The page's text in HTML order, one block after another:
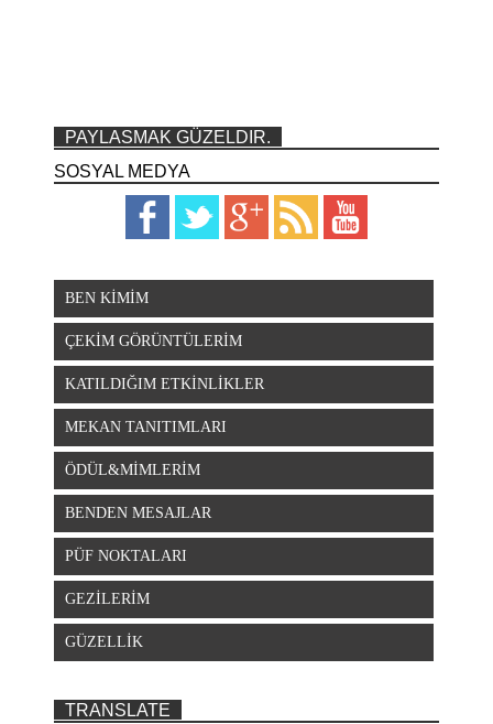
PAYLASMAK GÜZELDIR.
SOSYAL MEDYA
BEN KİMİM
ÇEKİM GÖRÜNTÜLERİM
KATILDIĞIM ETKİNLİKLER
MEKAN TANITIMLARI
ÖDÜL&MİMLERİM
BENDEN MESAJLAR
PÜF NOKTALARI
GEZİLERİM
GÜZELLİK
TRANSLATE